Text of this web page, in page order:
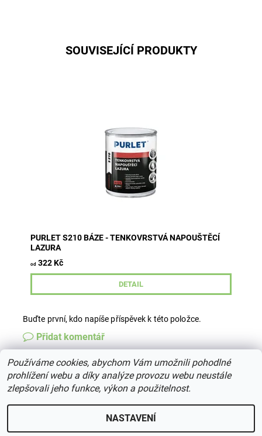
SOUVISEJÍCÍ PRODUKTY
PURLET S210 BÁZE - TENKOVRSTVÁ NAPOUŠTĚCÍ
LAZURA
od 322 Kč
DETAIL
Buďte první, kdo napíše příspěvek k této položce.
Přidat komentář
nastavení cookies
Vytvořil Shoptet
Používáme cookies, abychom Vám umožnili pohodlné
prohlížení webu a díky analýze provozu webu neustále
zlepšovali jeho funkce, výkon a použitelnost.
NASTAVENÍ